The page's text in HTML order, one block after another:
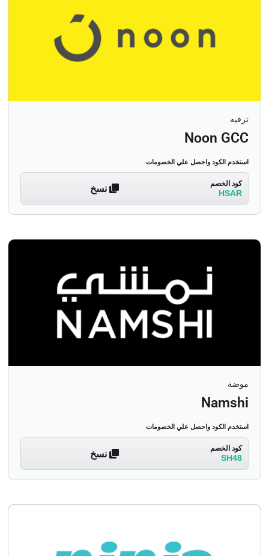
ترفيه
Noon GCC
استخدم الكود واحصل علي الخصومات
كود الخصم
HSAR
موضة
Namshi
استخدم الكود واحصل علي الخصومات
كود الخصم
SH48